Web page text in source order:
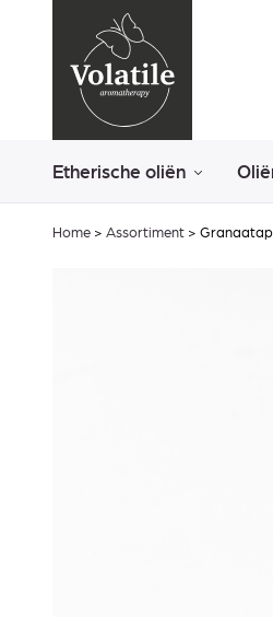
Etherische oliën
Home > Assortiment >